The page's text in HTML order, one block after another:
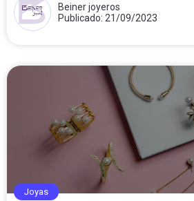
Beiner joyeros
Publicado: 21/09/2023
Joyas